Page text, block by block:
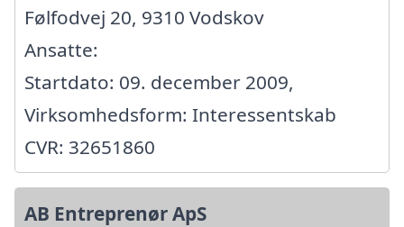
Følfodvej 20, 9310 Vodskov
Ansatte:
Startdato: 09. december 2009,
Virksomhedsform: Interessentskab
CVR: 32651860
AB Entreprenør ApS